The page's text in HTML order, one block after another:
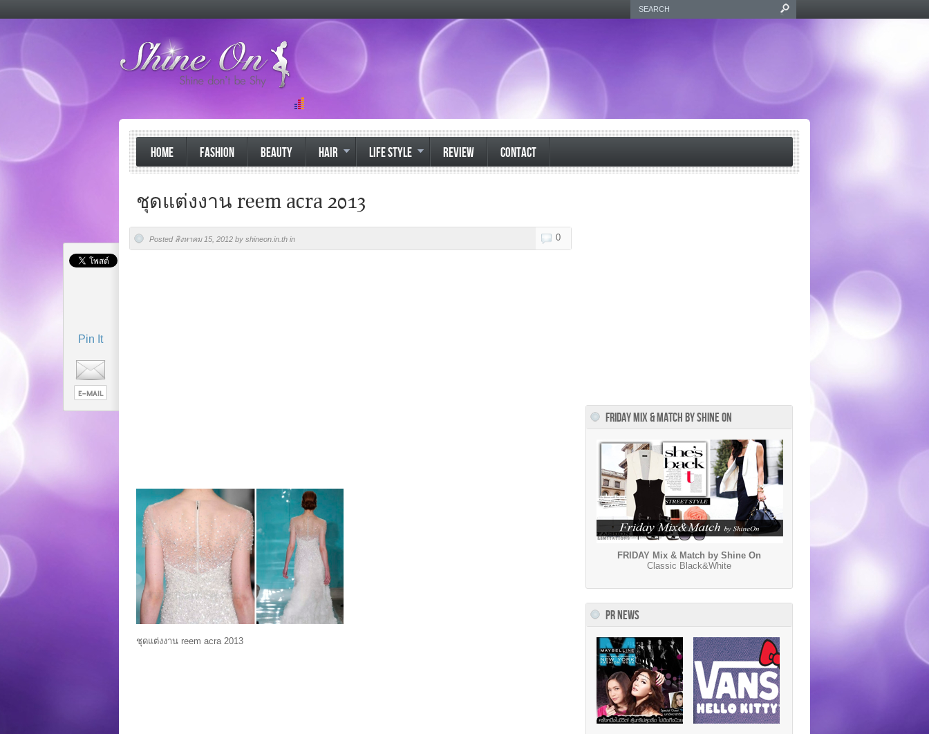
HOME FASHION BEAUTY HAIR LIFE STYLE REVIEW CONTACT
Pin It
ชุดแต่งงาน reem acra 2013
0
Posted สิงหาคม 15, 2012 by shineon.in.th in
ชุดแต่งงาน reem acra 2013
FRIDAY MIX & MATCH BY SHINE ON
FRIDAY Mix & Match by Shine On
Classic Black&White
PR NEWS